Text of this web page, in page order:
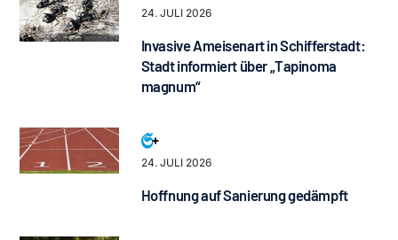
24. JULI 2026
Invasive Ameisenart in Schifferstadt:
Stadt informiert über „Tapinoma
magnum“
24. JULI 2026
Hoffnung auf Sanierung gedämpft